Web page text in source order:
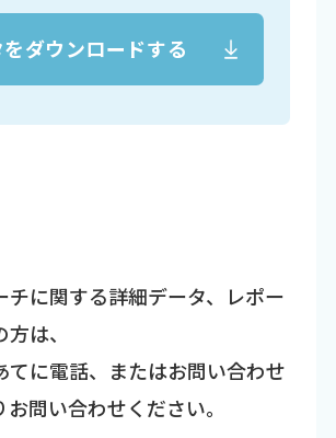
ダウンロードする
チに関する詳細データ、レポー
は、
てに電話、またはお問い合わせ
問い合わせください。